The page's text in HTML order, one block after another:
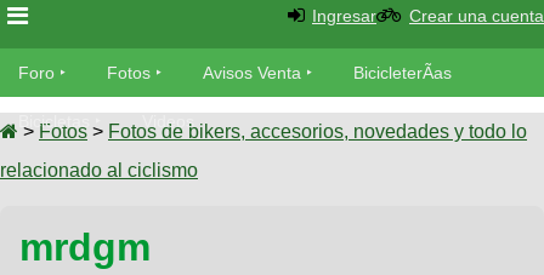
Foro
Foro
TÃ©cnica
Fotos
tu foto
Ingresar Crear una cuenta
Foro Fotos Avisos Venta BicicleterÃ­as
Bicicletas Videos
> Fotos > Fotos de bikers, accesorios, novedades y todo lo
relacionado al ciclismo
mrdgm